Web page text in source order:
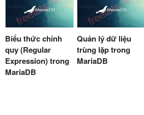
Biểu thức chính
quy (Regular
Expression) trong
MariaDB
Quản lý dữ liệu
trùng lặp trong
MariaDB